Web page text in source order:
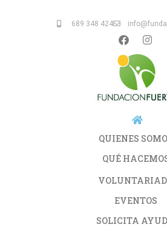
689 348 424
QUIENES
QUÉ
EVENTOS
SOLICITA